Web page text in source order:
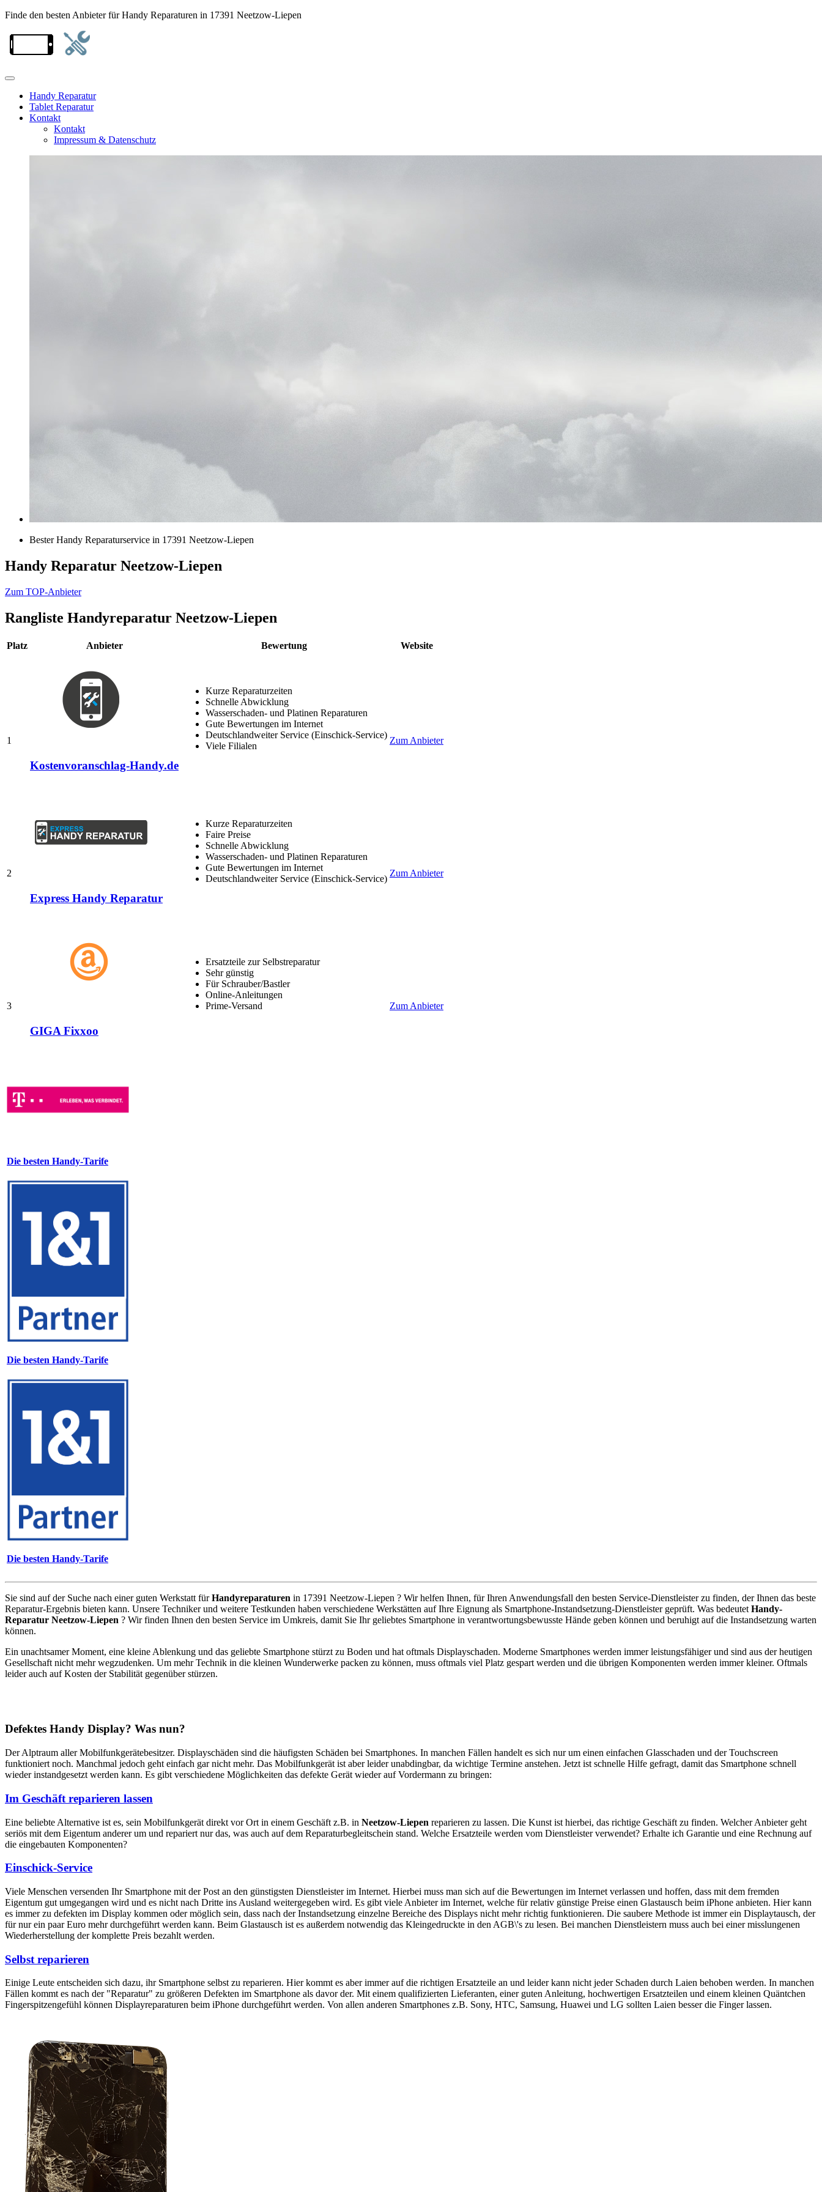
Finde den besten Anbieter für Handy Reparaturen in 17391 Neetzow-Liepen
Handy Reparatur
Tablet Reparatur
Kontakt
Kontakt
Impressum & Datenschutz
Bester Handy Reparaturservice in 17391 Neetzow-Liepen
Handy Reparatur Neetzow-Liepen
Zum TOP-Anbieter
Rangliste Handyreparatur Neetzow-Liepen
Platz Anbieter Bewertung Website
1
Kostenvoranschlag-Handy.de
Kurze Reparaturzeiten
Schnelle Abwicklung
Wasserschaden- und Platinen Reparaturen
Gute Bewertungen im Internet
Deutschlandweiter Service (Einschick-Service)
Viele Filialen
Zum Anbieter
2
Express Handy Reparatur
Kurze Reparaturzeiten
Faire Preise
Schnelle Abwicklung
Wasserschaden- und Platinen Reparaturen
Gute Bewertungen im Internet
Deutschlandweiter Service (Einschick-Service)
Zum Anbieter
3
GIGA Fixxoo
Ersatzteile zur Selbstreparatur
Sehr günstig
Für Schrauber/Bastler
Online-Anleitungen
Prime-Versand
Zum Anbieter
Die besten Handy-Tarife
Die besten Handy-Tarife
Die besten Handy-Tarife
Sie sind auf der Suche nach einer guten Werkstatt fürHandyreparaturen in 17391 Neetzow-Liepen ? Wir helfen Ihnen, für Ihren Anwendungsfall den besten Service-Dienstleister zu finden, der Ihnen das beste
Reparatur-Ergebnis bieten kann. Unsere Techniker und weitere Testkunden haben verschiedene Werkstätten auf Ihre Eignung als Smartphone-Instandsetzung-Dienstleister geprüft. Was bedeutet Handy-
Reparatur Neetzow-Liepen ? Wir finden Ihnen den besten Service im Umkreis, damit Sie Ihr geliebtes Smartphone in verantwortungsbewusste Hände geben können und beruhigt auf die Instandsetzung warten
können.
Ein unachtsamer Moment, eine kleine Ablenkung und das geliebte Smartphone stürzt zu Boden und hat oftmals Displayschaden. Moderne Smartphones werden immer leistungsfähiger und sind aus der heutigen
Gesellschaft nicht mehr wegzudenken. Um mehr Technik in die kleinen Wunderwerke packen zu können, muss oftmals viel Platz gespart werden und die übrigen Komponenten werden immer kleiner. Oftmals
leider auch auf Kosten der Stabilität gegenüber stürzen.
Defektes Handy Display? Was nun?
Der Alptraum aller Mobilfunkgerätebesitzer. Displayschäden sind die häufigsten Schäden bei Smartphones. In manchen Fällen handelt es sich nur um einen einfachen Glasschaden und der Touchscreen
funktioniert noch. Manchmal jedoch geht einfach gar nicht mehr. Das Mobilfunkgerät ist aber leider unabdingbar, da wichtige Termine anstehen. Jetzt ist schnelle Hilfe gefragt, damit das Smartphone schnell
wieder instandgesetzt werden kann. Es gibt verschiedene Möglichkeiten das defekte Gerät wieder auf Vordermann zu bringen:
Im Geschäft reparieren lassen
Eine beliebte Alternative ist es, sein Mobilfunkgerät direkt vor Ort in einem Geschäft z.B. in Neetzow-Liepen reparieren zu lassen. Die Kunst ist hierbei, das richtige Geschäft zu finden. Welcher Anbieter geht
seriös mit dem Eigentum anderer um und repariert nur das, was auch auf dem Reparaturbegleitschein stand. Welche Ersatzteile werden vom Dienstleister verwendet? Erhalte ich Garantie und eine Rechnung auf
die eingebauten Komponenten?
Einschick-Service
Viele Menschen versenden Ihr Smartphone mit der Post an den günstigsten Dienstleister im Internet. Hierbei muss man sich auf die Bewertungen im Internet verlassen und hoffen, dass mit dem fremden
Eigentum gut umgegangen wird und es nicht nach Dritte ins Ausland weitergegeben wird. Es gibt viele Anbieter im Internet, welche für relativ günstige Preise einen Glastausch beim iPhone anbieten. Hier kann
es immer zu defekten im Display kommen oder möglich sein, dass nach der Instandsetzung einzelne Bereiche des Displays nicht mehr richtig funktionieren. Die saubere Methode ist immer ein Displaytausch, der
für nur ein paar Euro mehr durchgeführt werden kann. Beim Glastausch ist es außerdem notwendig das Kleingedruckte in den AGB\'s zu lesen. Bei manchen Dienstleistern muss auch bei einer misslungenen
Wiederherstellung der komplette Preis bezahlt werden.
Selbst reparieren
Einige Leute entscheiden sich dazu, ihr Smartphone selbst zu reparieren. Hier kommt es aber immer auf die richtigen Ersatzteile an und leider kann nicht jeder Schaden durch Laien behoben werden. In manchen
Fällen kommt es nach der "Reparatur" zu größeren Defekten im Smartphone als davor der. Mit einem qualifizierten Lieferanten, einer guten Anleitung, hochwertigen Ersatzteilen und einem kleinen Quäntchen
Fingerspitzengefühl können Displayreparaturen beim iPhone durchgeführt werden. Von allen anderen Smartphones z.B. Sony, HTC, Samsung, Huawei und LG sollten Laien besser die Finger lassen.